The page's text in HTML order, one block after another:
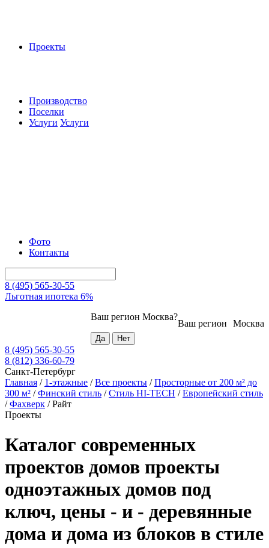
Проекты
Производство
Поселки
Услуги Услуги
Фото
Контакты
8 (495) 565-30-55
Льготная ипотека 6%
Москва
Ваш регион
Ваш регион Москва?
8 (495) 565-30-55
8 (812) 336-60-79
Санкт-Петербург
Главная / 1-этажные /Все проекты /Просторные от 200 м² до
300 м² /Финский стиль /Стиль HI-TECH /Европейский стиль
/Фахверк /Райт
Проекты
Каталог современных
проектов домов проекты
одноэтажных домов под
ключ, цены - и - деревянные
дома и дома из блоков в стиле